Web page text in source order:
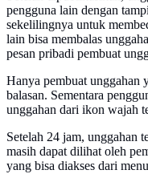
pengguna lain dengan
sekelilingnya untuk
lain bisa membalas
pesan pribadi pembuat
Hanya pembuat unggahan
balasan. Sementara
unggahan dari ikon wajah
Setelah 24 jam, unggahan
masih dapat dilihat oleh
yang bisa diakses dari